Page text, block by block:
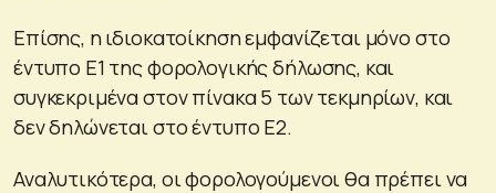
Επίσης, η ιδιοκατοίκηση εμφανίζεται μόνο στο
έντυπο Ε1 της φορολογικής δήλωσης, και
συγκεκριμένα στον πίνακα 5 των τεκμηρίων, και
δεν δηλώνεται στο έντυπο Ε2.
Αναλυτικότερα, οι φορολογούμενοι θα πρέπει να